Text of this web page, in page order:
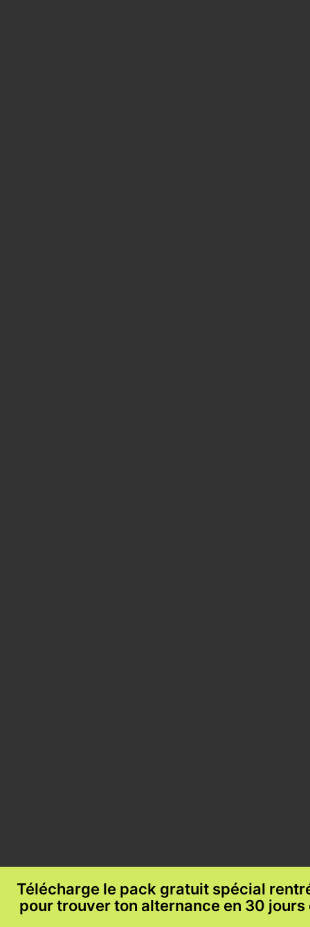
Télécharge le pack gratuit spécial
pour trouver ton alternance en 30 jours